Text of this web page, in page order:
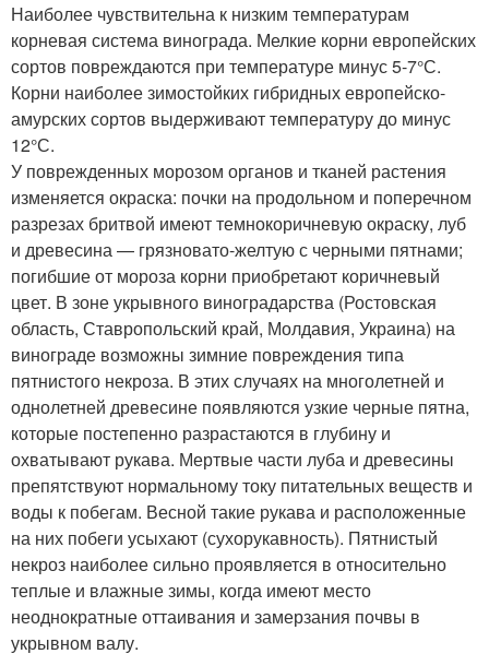
Наиболее чувствительна к низким температурам
корневая система винограда. Мелкие корни европейских
сортов повре­ждаются при температуре минус 5-7°С.
Корни наиболее зимо­стойких гибридных европейско-
амурских сортов выдерживают температуру до минус
12°С.
У поврежденных морозом органов и тканей растения
изме­няется окраска: почки на продольном и поперечном
разрезах бритвой имеют темнокоричневую окраску, луб
и древесина — грязновато-желтую с черными пятнами;
погибшие от мороза корни приобретают коричневый
цвет. В зоне укрывного виноградарства (Ростовская
область, Ставропольский край, Молдавия, Украина) на
винограде возможны зимние повреждения типа
пятнистого некроза. В этих случаях на многолетней и
однолетней древесине появляются узкие черные пятна,
которые постепенно разрастаются в глубину и
охватывают рукава. Мертвые части луба и древесины
препятствуют нормальному току питательных веществ и
воды к побегам. Весной такие рукава и расположенные
на них побеги усыхают (сухорукавность). Пятнистый
некроз наиболее сильно проявляется в относительно
теплые и влажные зимы, когда имеют место
неоднократные оттаивания и замерзания почвы в
укрывном валу.